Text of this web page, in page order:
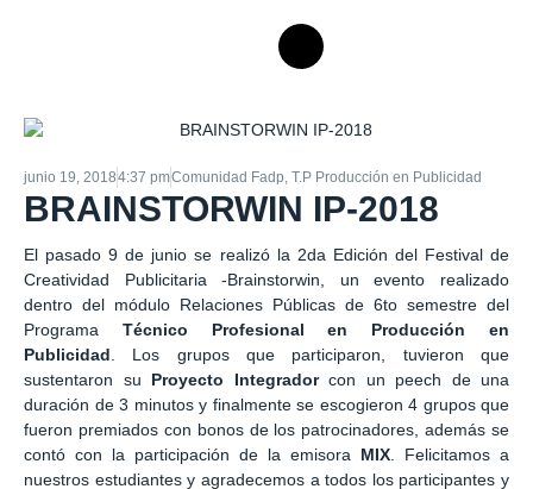
junio 19, 20184:37 pmComunidad Fadp T.P Producción en Publicidad
BRAINSTORWIN IP-2018
El pasado 9 de junio se realizó la 2da Edición del Festival de
Creatividad Publicitaria -Brainstorwin, un evento realizado
dentro del módulo Relaciones Públicas de 6to semestre del
Programa Técnico Profesional en Producción en
Publicidad . Los grupos que participaron, tuvieron que
sustentaron su Proyecto Integradorcon un peech de una
duración de 3 minutos y finalmente se escogieron 4 grupos que
fueron premiados con bonos de los patrocinadores, además se
contó con la participación de la emisora MIX . Felicitamos a
nuestros estudiantes y agradecemos a todos los participantes y